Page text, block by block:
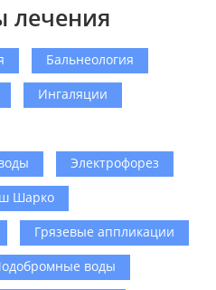
лечения
Бальнеология
Ингаляции
Электрофорез
Шарко
Грязевые аппликации
воды